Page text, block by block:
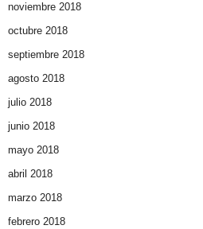
noviembre 2018
octubre 2018
septiembre 2018
agosto 2018
julio 2018
junio 2018
mayo 2018
abril 2018
marzo 2018
febrero 2018